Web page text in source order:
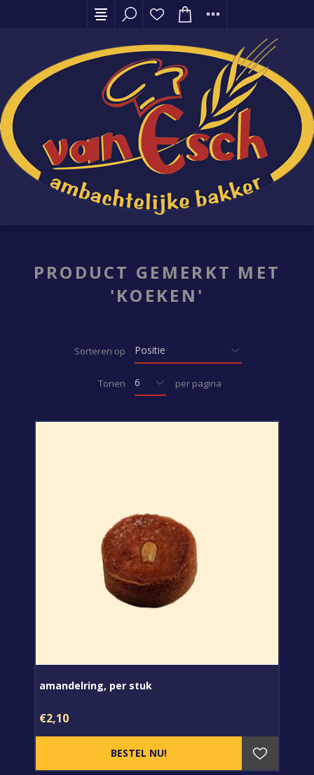
PRODUCT GEMERKT MET
'KOEKEN'
Sorteren op
Tonen per pagina
amandelring, per stuk
€2,10